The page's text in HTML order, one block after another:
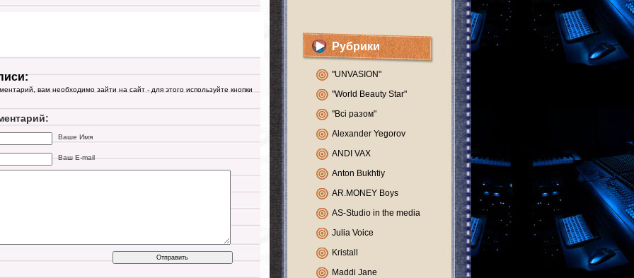
вам необходимо зайти на сайт - для этого используйте кнопки
Ваше Имя
Ваш E-mail
Рубрики
"UNVASION"
"World Beauty Star"
"Всі разом"
Alexander Yegorov
ANDI VAX
Anton Bukhtiy
AR.MONEY Boys
AS-Studio in the media
Julia Voice
Kristall
Maddi Jane